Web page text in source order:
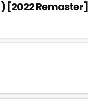
[2022 Remaster]